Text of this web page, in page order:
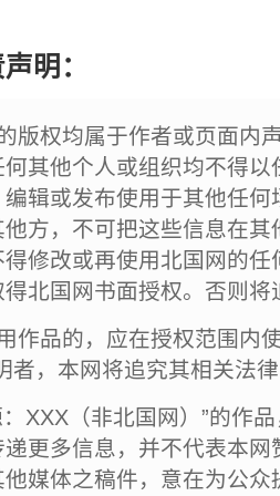
明：
版权均属于作者或页面内
其他个人或组织均不得
辑或发布使用于其他任
方，不可把这些信息在
修改或再使用北国网的
北国网书面授权。否则将
作品的，应在授权范围内
者，本网将追究其相关法
XXX（非北国网）”的作
更多信息，并不代表本
媒体之稿件，意在为公